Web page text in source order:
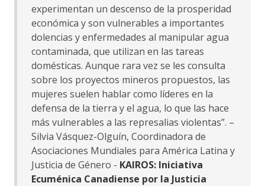
experimentan un descenso de la prosperidad
económica y son vulnerables a importantes
dolencias y enfermedades al manipular agua
contaminada, que utilizan en las tareas
domésticas. Aunque rara vez se les consulta
sobre los proyectos mineros propuestos, las
mujeres suelen hablar como líderes en la
defensa de la tierra y el agua, lo que las hace
más vulnerables a las represalias violentas”. –
Silvia Vásquez-Olguín, Coordinadora de
Asociaciones Mundiales para América Latina y
Justicia de Género - KAIROS: Iniciativa
Ecuménica Canadiense por la Justicia